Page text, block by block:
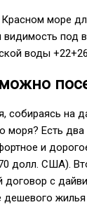
море
видимость под
воды
собираясь на
моря? Есть
и
долл. США).
договор с
дешевого